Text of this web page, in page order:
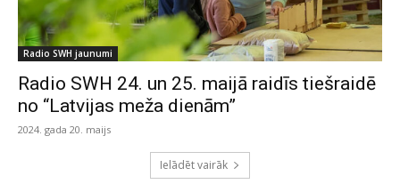
Radio SWH jaunumi
Radio SWH 24. un 25. maijā raidīs tiešraidē
no “Latvijas meža dienām”
2024. gada 20. maijs
Ielādēt vairāk